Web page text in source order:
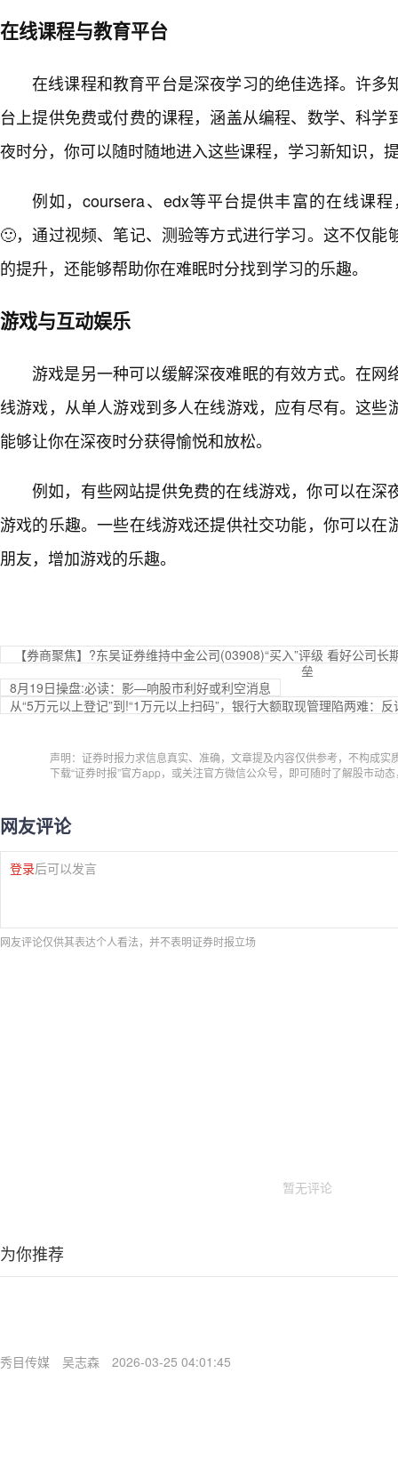
在线课程与教育平台
在线课程和教育平台是深夜学习的绝佳选择。许多
台上提供免费或付费的课程，涵盖从编程、数学、科学
夜时分，你可以随时随地进入这些课程，学习新知识，
例如，coursera、edx等平台提供丰富的在线课
🙂，通过视频、笔记、测验等方式进行学习。这不仅能
的提升，还能够帮助你在难眠时分找到学习的乐趣。
游戏与互动娱乐
游戏是另一种可以缓解深夜难眠的有效方式。在网
线游戏，从单人游戏到多人在线游戏，应有尽有。这些
能够让你在深夜时分获得愉悦和放松。
例如，有些网站提供免费的在线游戏，你可以在深
游戏的乐趣。一些在线游戏还提供社交功能，你可以在
朋友，增加游戏的乐趣。
【券商聚焦】?东吴证券维持中金公司(03908)“买入”评级 看好公司
垒
8月19日操盘:必读：影—响股市利好或利空消息
从“5万元以上登记”到!“1万元以上扫码”，银行大额取现管理陷两难：
声明：证券时报力求信息真实、准确，文章提及内容仅供参考，不构成实
下载“证券时报”官方app，或关注官方微信公众号，即可随时了解股市动
网友评论
登录后可以发言
网友评论仅供其表达个人看法，并不表明证券时报立场
暂无评论
为你推荐
秀目传媒 吴志森 2026-03-25 04:01:45